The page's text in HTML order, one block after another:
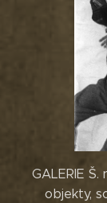
GALERIE
objekty,